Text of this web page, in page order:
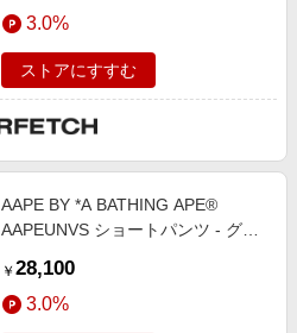
3.0%
ストアにすすむ
AAPE BY *A BATHING APE®
AAPEUNVS ショートパンツ - グレ
￥ 28,100
3.0%